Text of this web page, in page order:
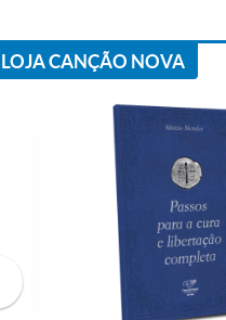
LOJA CANÇÃO NOVA